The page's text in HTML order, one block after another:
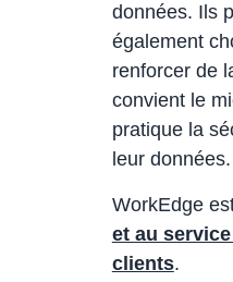
données. Ils
également
renforcer de
convient le
pratique la
leur données.
WorkEdge
et au
clients.